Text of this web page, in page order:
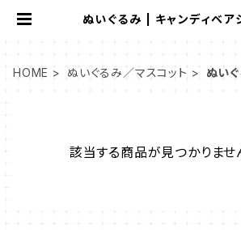
ぬいぐるみ | キャンディベア
HOME ぬいぐるみ／マスコット ぬい
該当する商品が見つかりませ